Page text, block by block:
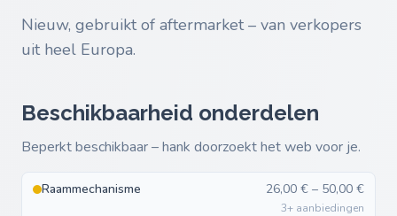
Nieuw, gebruikt of aftermarket – van verkopers
uit heel Europa.
Beschikbaarheid onderdelen
Beperkt beschikbaar – hank doorzoekt het web voor je.
Raammechanisme 26,00 € – 50,00 €
3+ aanbiedingen